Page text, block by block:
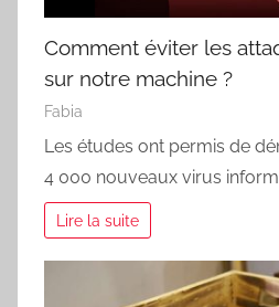
Comment éviter les
sur notre machine ?
Fabia
Les études ont permis de
4 000 nouveaux virus
Lire la suite